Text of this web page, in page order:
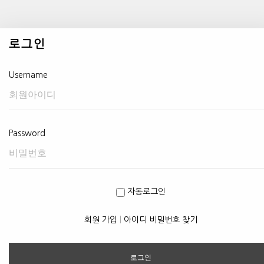
로그인
Username
Password
자동로그인
회원 가입 아이디 비밀번호 찾기